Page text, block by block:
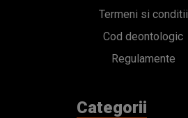
Termeni si conditii
Cod deontologic
Regulamente
Categorii